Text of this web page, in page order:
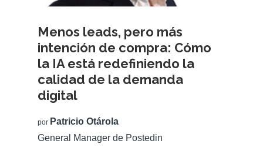
Menos leads, pero más
intención de compra: Cómo
la IA está redefiniendo la
calidad de la demanda
digital
por Patricio Otárola
General Manager de Postedin